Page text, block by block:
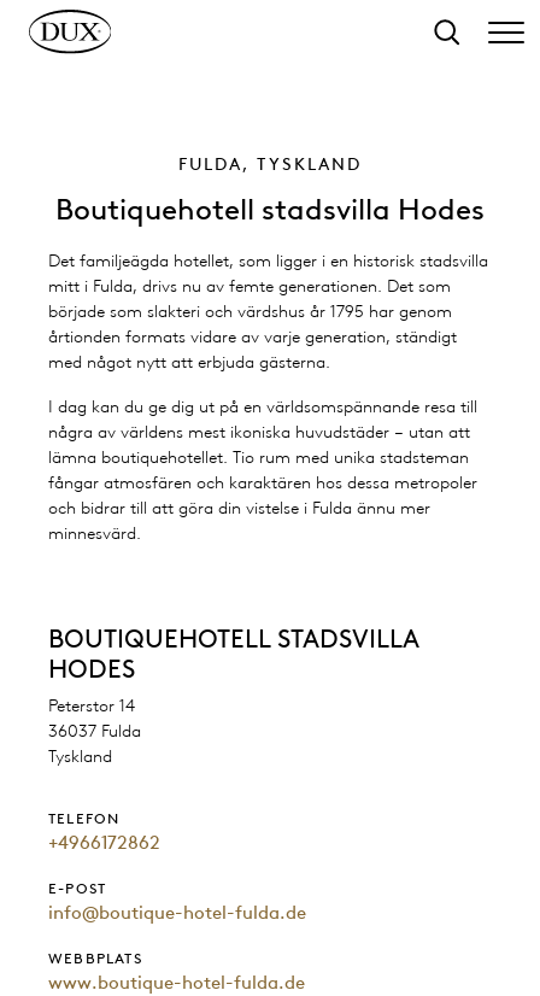
huvudinnehåll
Sök
FULDA, TYSKLAND
Boutiquehotell stadsvilla Hodes
Det familjeägda hotellet, som ligger i en historisk stadsvilla
mitt i Fulda, drivs nu av femte generationen. Det som
började som slakteri och värdshus år 1795 har genom
årtionden formats vidare av varje generation, ständigt
med något nytt att erbjuda gästerna.
I dag kan du ge dig ut på en världsomspännande resa till
några av världens mest ikoniska huvudstäder – utan att
lämna boutiquehotellet. Tio rum med unika stadsteman
fångar atmosfären och karaktären hos dessa metropoler
och bidrar till att göra din vistelse i Fulda ännu mer
minnesvärd.
BOUTIQUEHOTELL STADSVILLA
HODES
Peterstor 14
36037 Fulda
Tyskland
TELEFON
+4966172862
E-POST
info@boutique-hotel-fulda.de
WEBBPLATS
www.boutique-hotel-fulda.de